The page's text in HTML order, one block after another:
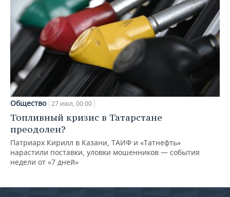
Общество 27 июл, 00:00
Топливный кризис в Татарстане
преодолен?
Патриарх Кирилл в Казани, ТАИФ и «Татнефть»
нарастили поставки, уловки мошенников — события
недели от «7 дней»